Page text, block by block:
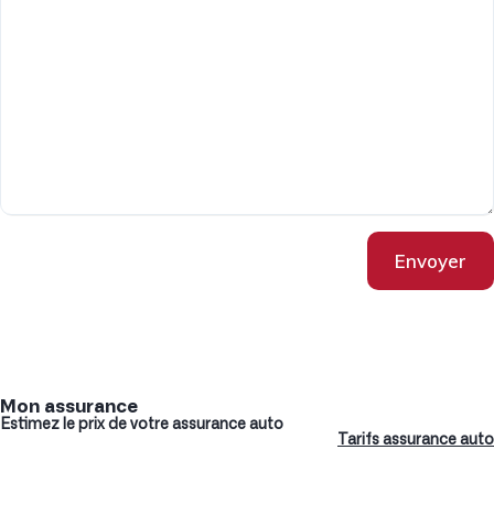
Envoyer
Mon assurance
Estimez le prix de votre assurance auto
Tarifs assurance auto